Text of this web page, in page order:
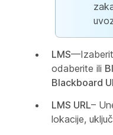
LMS
odaberite ili
Blackboard
LMS URL–
lokacije,